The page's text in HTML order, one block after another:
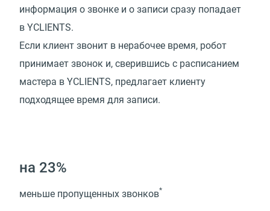
информация о звонке и о записи сразу попадает
в YCLIENTS.
Если клиент звонит в нерабочее время, робот
принимает звонок и, сверившись с расписанием
мастера в YCLIENTS, предлагает клиенту
подходящее время для записи.
на 23%
меньше пропущенных звонков*